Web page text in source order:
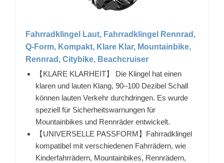
Fahrradklingel Laut, Fahrradklingel Rennrad,
Q-Form, Kompakt, Klare Klar, Mountainbike,
Rennrad, Citybike, Beachcruiser
【KLARE KLARHEIT】 Die Klingel hat einen
klaren und lauten Klang, 90–100 Dezibel Schall
können lauten Verkehr durchdringen. Es wurde
speziell für Sicherheitswarnungen für
Mountainbikes und Rennräder entwickelt.
【UNIVERSELLE PASSFORM】Fahrradklingel
kompatibel mit verschiedenen Fahrrädern, wie
Kinderfahrrädern, Mountainbikes, Rennrädern,